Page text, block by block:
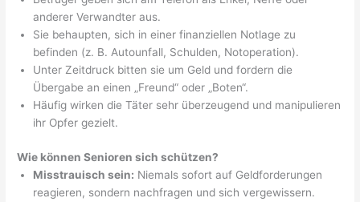
anderer Verwandter aus.
Sie behaupten, sich in einer finanziellen Notlage zu
befinden (z. B. Autounfall, Schulden, Notoperation).
Unter Zeitdruck bitten sie um Geld und fordern die
Übergabe an einen „Freund“ oder „Boten“.
Häufig wirken die Täter sehr überzeugend und manipulieren
ihr Opfer gezielt.
Wie können Senioren sich schützen?
Misstrauisch sein: Niemals sofort auf Geldforderungen
reagieren, sondern nachfragen und sich vergewissern.